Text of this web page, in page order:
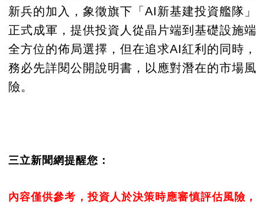
新兵的加入，象徵旗下「AI新基建投資艦隊」
正式成軍，提供投資人從晶片端到基礎設施端
全方位的佈局選擇，但在追求AI紅利的同時，
務必先詳閱公開說明書，以應對潛在的市場風
險。
三立新聞網提醒您：
內容僅供參考，投資人於決策時應審慎評估風險，